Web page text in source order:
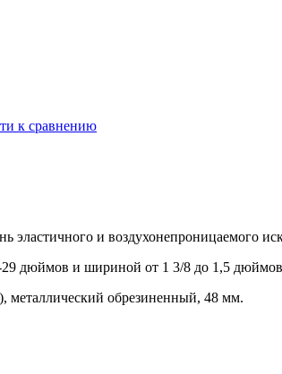
к сравнению
эластичного и воздухонепроницаемого
дюймов и шириной от 1 3/8 до 1,5
металлический обрезиненный, 48 мм.